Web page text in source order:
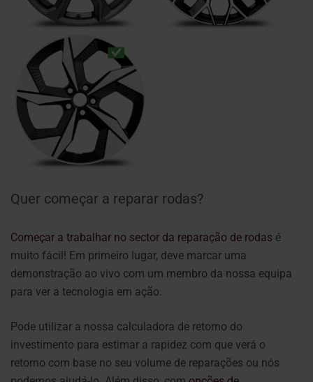
Quer começar a reparar rodas?
Começar a trabalhar no sector da reparação de rodas é
muito fácil! Em primeiro lugar, deve marcar uma
demonstração ao vivo com um membro da nossa equipa
para ver a tecnologia em ação.
Pode utilizar a nossa calculadora de retorno do
investimento para estimar a rapidez com que verá o
retorno com base no seu volume de reparações ou nós